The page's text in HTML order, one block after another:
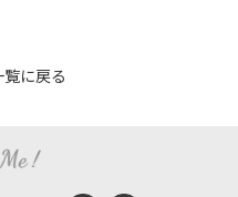
に戻る